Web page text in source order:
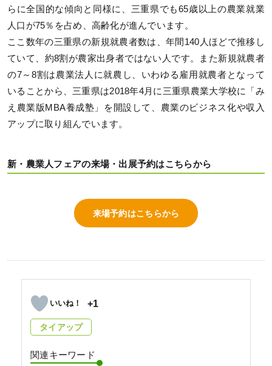
らに全国的な傾向と同様に、三重県でも65歳以上の農業就業
人口が75％を占め、高齢化が進んでいます。
ここ数年の三重県の新規就農者数は、年間140人ほどで推移し
ていて、約8割が農家出身者ではない人です。また新規就農者
の7～8割は農業法人に就農し、いわゆる雇用就農者となって
いることから、三重県は2018年4月に三重県農業大学校に「み
え農業版MBA養成塾」を開設して、農業のビジネス化や収入
アップに取り組んでいます。
新・農業人フェアの来場・出展予約はこちらから
来場予約はこちらから
+1
タイアップ
関連キーワード